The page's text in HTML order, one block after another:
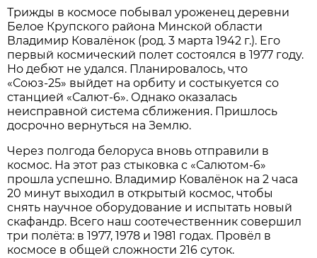
Трижды в космосе побывал уроженец деревни
Белое Крупского района Минской области
Владимир Ковалёнок (род. 3 марта 1942 г.). Его
первый космический полет состоялся в 1977 году.
Но дебют не удался. Планировалось, что
«Союз-25» выйдет на орбиту и состыкуется со
станцией «Салют-6». Однако оказалась
неисправной система сближения. Пришлось
досрочно вернуться на Землю.
Через полгода белоруса вновь отправили в
космос. На этот раз стыковка с «Салютом-6»
прошла успешно. Владимир Ковалёнок на 2 часа
20 минут выходил в открытый космос, чтобы
снять научное оборудование и испытать новый
скафандр. Всего наш соотечественник совершил
три полёта: в 1977, 1978 и 1981 годах. Провёл в
космосе в общей сложности 216 суток.